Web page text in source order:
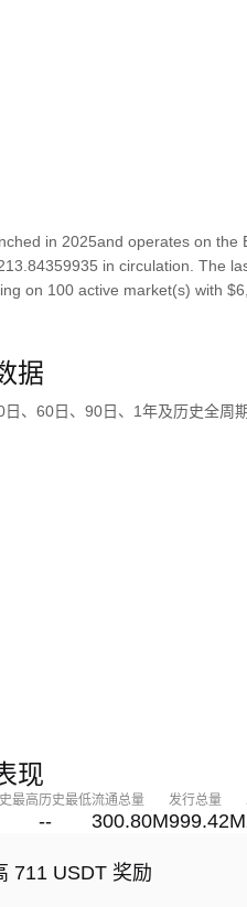
in 2025and operates on
in circulation. The
on 100 active market(s) with
据
、60日、90日、1年及历史全周
现
最高历史最低
--
流通总量
300.80M
发行总量
999.42M
711 USDT 奖励